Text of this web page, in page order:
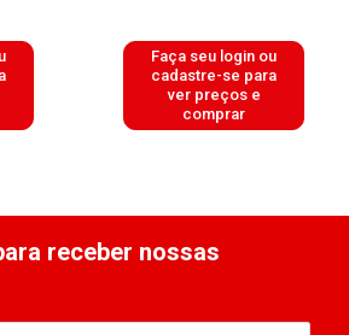
Faça seu login ou
cadastre-se para
ver preços e
comprar
receber nossas